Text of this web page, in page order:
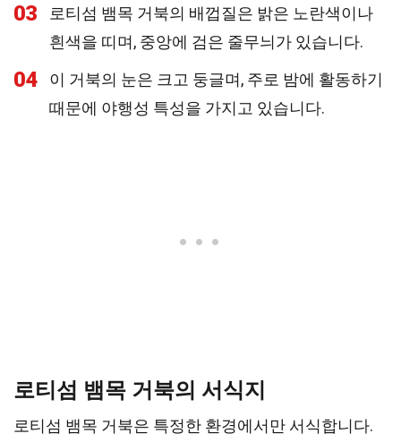
03
로티섬 뱀목 거북의 배껍질은 밝은 노란색이나
흰색을 띠며, 중앙에 검은 줄무늬가 있습니다.
04
이 거북의 눈은 크고 둥글며, 주로 밤에 활동하기
때문에 야행성 특성을 가지고 있습니다.
로티섬 뱀목 거북의 서식지
로티섬 뱀목 거북은 특정한 환경에서만 서식합니다.